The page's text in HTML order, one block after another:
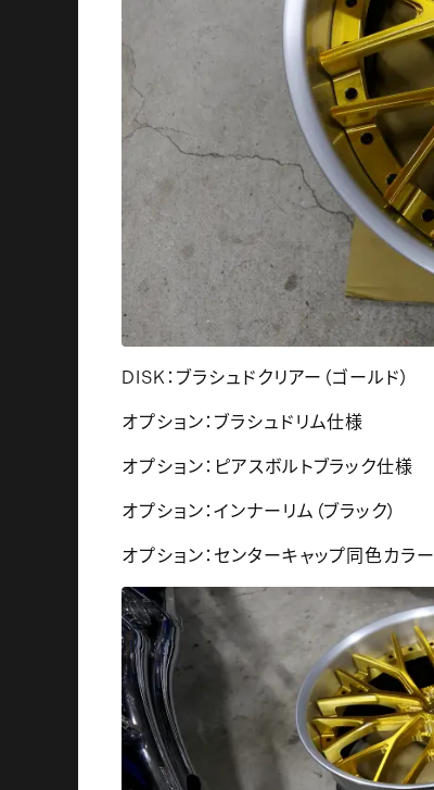
DISK：ブラシュドクリアー（ゴールド）
オプション：ブラシュドリム仕様
オプション：ピアスボルトブラック仕様
オプション：インナーリム（ブラック）
オプション：センターキャップ同色カラー